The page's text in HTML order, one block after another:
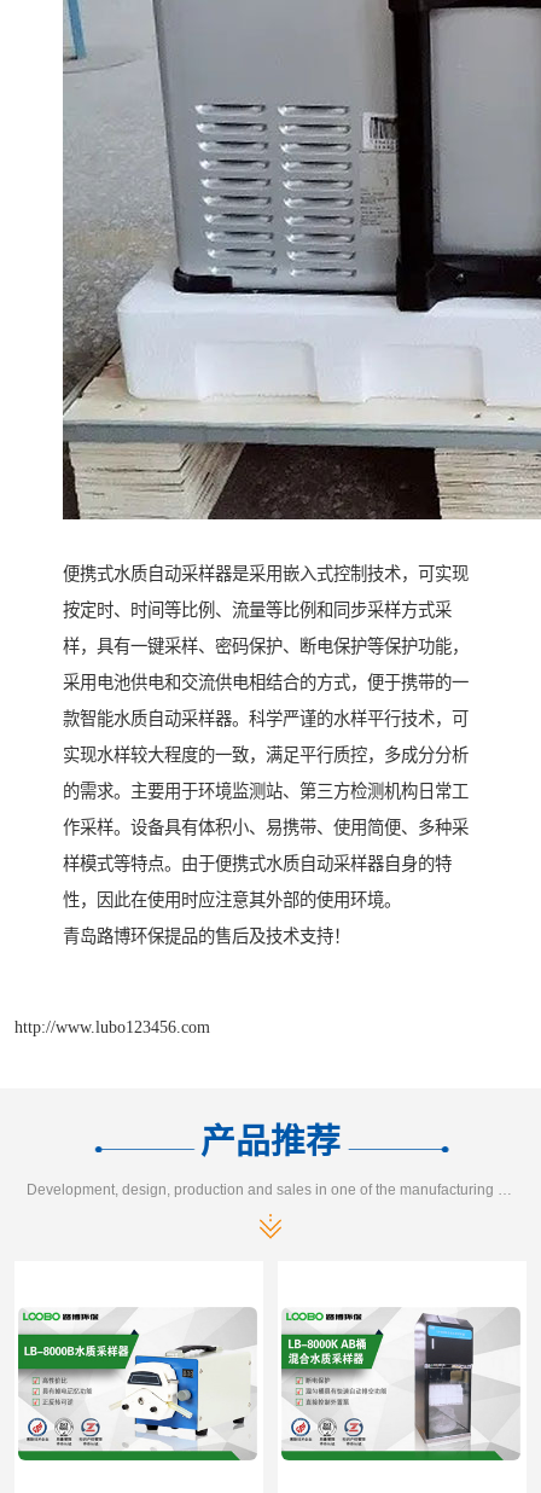
便携式水质自动采样器是采用嵌入式控制技术，可实现
按定时、时间等比例、流量等比例和同步采样方式采
样，具有一键采样、密码保护、断电保护等保护功能，
采用电池供电和交流供电相结合的方式，便于携带的一
款智能水质自动采样器。科学严谨的水样平行技术，可
实现水样较大程度的一致，满足平行质控，多成分分析
的需求。主要用于环境监测站、第三方检测机构日常工
作采样。设备具有体积小、易携带、使用简便、多种采
样模式等特点。由于便携式水质自动采样器自身的特
性，因此在使用时应注意其外部的使用环境。
青岛路博环保提品的售后及技术支持！
http://www.lubo123456.com
产品推荐